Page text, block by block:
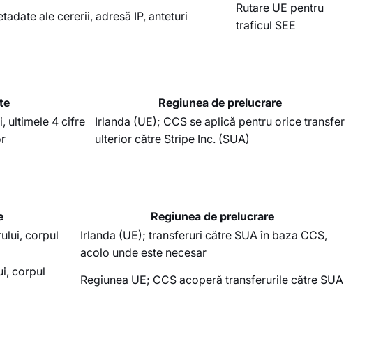
ale cererii, adresă IP, anteturi
Rutare UE pentru
traficul SEE
Regiunea de prelucrare
ultimele 4 cifre
Irlanda (UE); CCS se aplică pentru orice transfer
ulterior către Stripe Inc. (SUA)
Regiunea de prelucrare
corpul
Irlanda (UE); transferuri către SUA în baza CCS,
acolo unde este necesar
corpul
Regiunea UE; CCS acoperă transferurile către SUA